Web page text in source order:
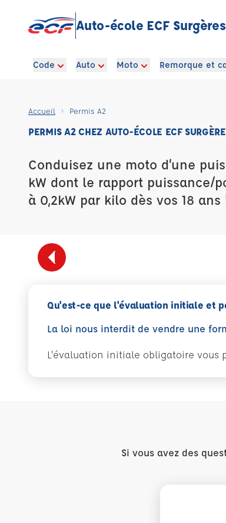
Auto-école ECF Surgères
Code Auto Moto Remorque et
Accueil Permis A2
PERMIS A2 CHEZ AUTO-ÉCOLE ECF
Conduisez une moto d’une
kW dont le rapport puissance/
à 0,2kW par kilo dès vos 18 ans
Qu'est-ce que l'évaluation initiale et
La loi nous interdit de vendre une
L'évaluation initiale obligatoire vous
Si vous avez des